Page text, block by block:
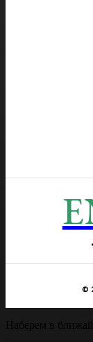
©
Наберем в